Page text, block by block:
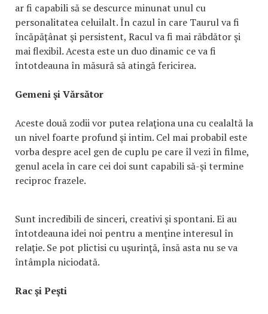
ar fi capabili să se descurce minunat unul cu
personalitatea celuilalt. În cazul în care Taurul va fi
încăpăţânat şi persistent, Racul va fi mai răbdător şi
mai flexibil. Acesta este un duo dinamic ce va fi
întotdeauna în măsură să atingă fericirea.
Gemeni şi Vărsător
Aceste două zodii vor putea relaţiona una cu cealaltă la
un nivel foarte profund şi intim. Cel mai probabil este
vorba despre acel gen de cuplu pe care îl vezi în filme,
genul acela în care cei doi sunt capabili să-şi termine
reciproc frazele.
Sunt incredibili de sinceri, creativi şi spontani. Ei au
întotdeauna idei noi pentru a menţine interesul în
relaţie. Se pot plictisi cu uşurinţă, însă asta nu se va
întâmpla niciodată.
Rac şi Peşti